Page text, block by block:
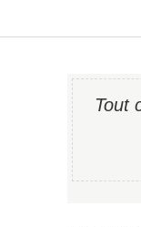
Tout